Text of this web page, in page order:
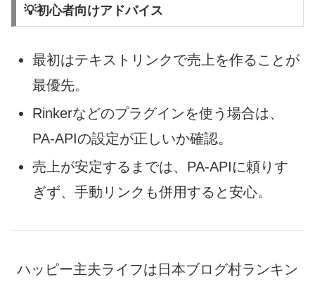
💡初心者向けアドバイス
最初はテキストリンクで売上を作ることが
最優先。
Rinkerなどのプラグインを使う場合は、
PA-APIの設定が正しいか確認。
売上が安定するまでは、PA-APIに頼りす
ぎず、手動リンクも併用すると安心。
ハッピー主夫ライフは日本ブログ村ランキン